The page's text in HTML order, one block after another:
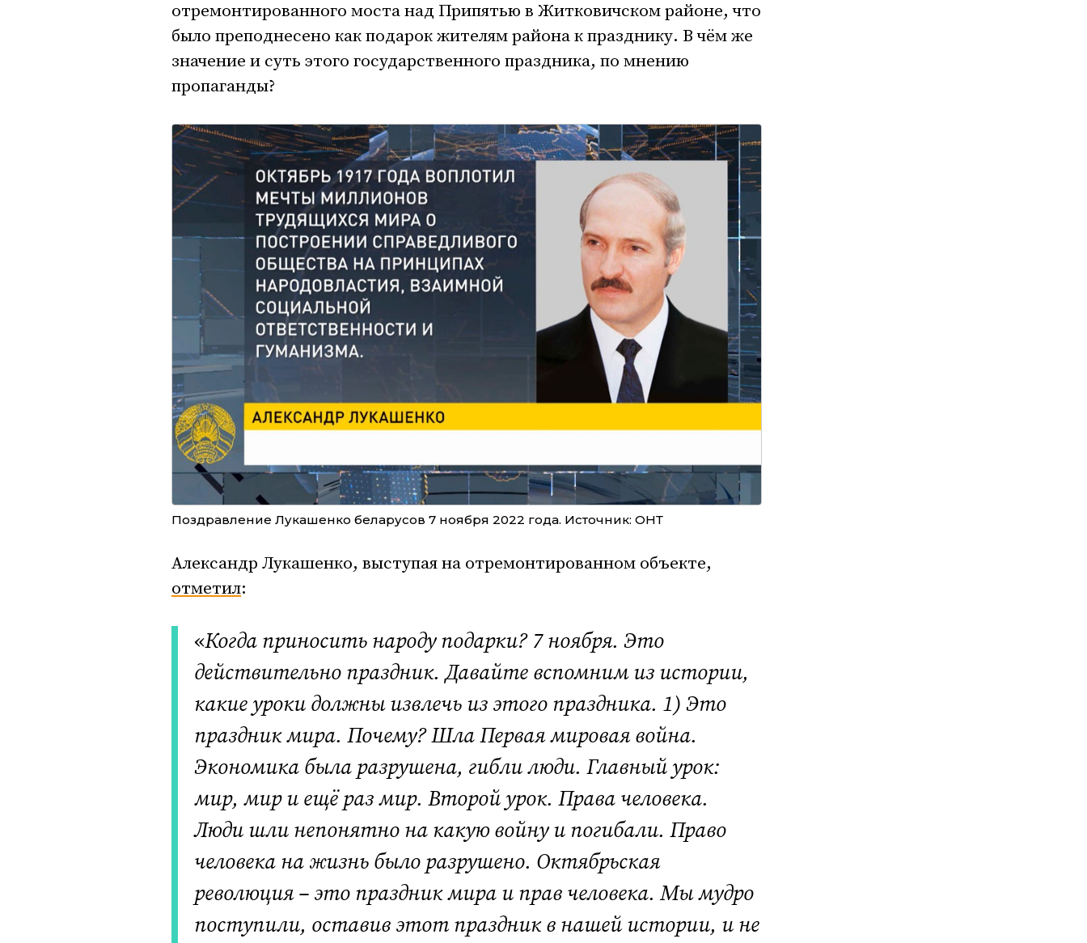
отремонтированного моста над Припятью в Житковичском районе, что
было преподнесено как подарок жителям района к празднику. В чём же
значение и суть этого государственного праздника, по мнению
пропаганды?
Поздравление Лукашенко беларусов 7 ноября 2022 года. Источник: ОНТ
Александр Лукашенко, выступая на отремонтированном объекте,
отметил:
«Когда приносить народу подарки? 7 ноября. Это
действительно праздник. Давайте вспомним из истории,
какие уроки должны извлечь из этого праздника. 1) Это
праздник мира. Почему? Шла Первая мировая война.
Экономика была разрушена, гибли люди. Главный урок:
мир, мир и ещё раз мир. Второй урок. Права человека.
Люди шли непонятно на какую войну и погибали. Право
человека на жизнь было разрушено. Октябрьская
революция – это праздник мира и прав человека. Мы мудро
поступили, оставив этот праздник в нашей истории, и не